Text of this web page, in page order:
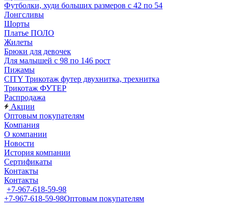
Футболки, худи больших размеров с 42 по 54
Лонгсливы
Шорты
Платье ПОЛО
Жилеты
Брюки для девочек
Для малышей с 98 по 146 рост
Пижамы
CITY Трикотаж футер двухнитка, трехнитка
Трикотаж ФУТЕР
Распродажа
Акции
Оптовым покупателям
Компания
О компании
Новости
История компании
Сертификаты
Контакты
Контакты
+7-967-618-59-98
+7-967-618-59-98Оптовым покупателям